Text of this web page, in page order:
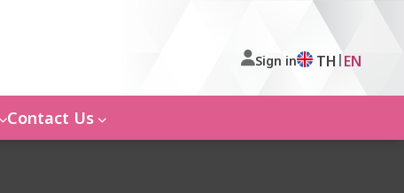
Sign in TH | EN
Contact Us